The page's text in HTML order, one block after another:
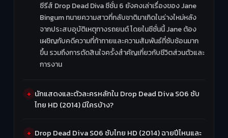
ซีรีส์ Drop Dead Diva ซีซั่น 6 ยังคงเล่าเรื่องของ Jane
Bingum ทนายความสาวที่กลับชาติมาเกิดในร่างใหม่หลัง
จากประสบอุบัติเหตุทางรถยนต์ โดยในซีซั่นนี้ Jane ต้อง
เผชิญกับคดีความที่ท้าทายและความสัมพันธ์ที่ซับซ้อนมาก
ขึ้น รวมถึงการตัดสินใจครั้งสำคัญเกี่ยวกับชีวิตส่วนตัวและ
การงาน
นักแสดงและตัวละครหลักใน Drop Dead Diva S06 ซับ
ไทย HD (2014) มีใครบ้าง?
Drop Dead Diva S06 ซับไทย HD (2014) ฉายปีไหนและ